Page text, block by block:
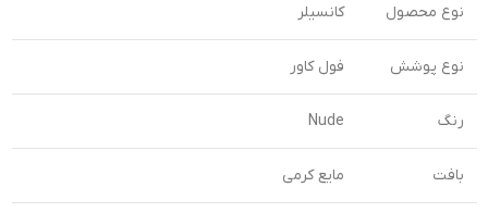
نوع محصول کانسیلر
نوع پوشش فول کاور
رنگ Nude
بافت مایع کرمی